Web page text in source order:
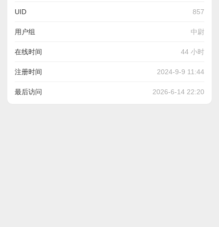
UID 857
用户组 中尉
在线时间 44 小时
注册时间 2024-9-9 11:44
最后访问 2026-6-14 22:20